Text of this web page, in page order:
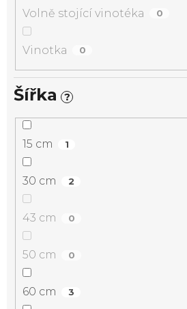
Volně stojící vinotéka 0
Vinotka 0
Šířka ?
15 cm 1
30 cm 2
43 cm 0
50 cm 0
60 cm 3